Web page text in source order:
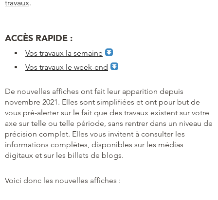
travaux.
ACCÈS RAPIDE :
Vos travaux la semaine
Vos travaux le week-end
De nouvelles affiches ont fait leur apparition depuis
novembre 2021. Elles sont simplifiées et ont pour but de
vous pré-alerter sur le fait que des travaux existent sur votre
axe sur telle ou telle période, sans rentrer dans un niveau de
précision complet. Elles vous invitent à consulter les
informations complètes, disponibles sur les médias
digitaux et sur les billets de blogs.
Voici donc les nouvelles affiches :